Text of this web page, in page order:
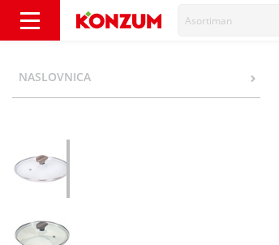
Asortiman
NASLOVNICA